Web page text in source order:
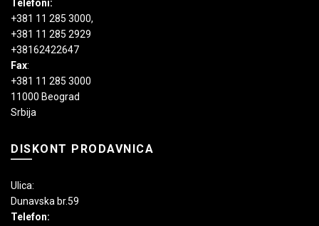
Telefoni:
+381 11 285 3000,
+381 11 285 2929
+38162422647
Fax:
+381 11 285 3000
11000 Beograd
Srbija
DISKONT PRODAVNICA
Ulica:
Dunavska br.59
Telefon: